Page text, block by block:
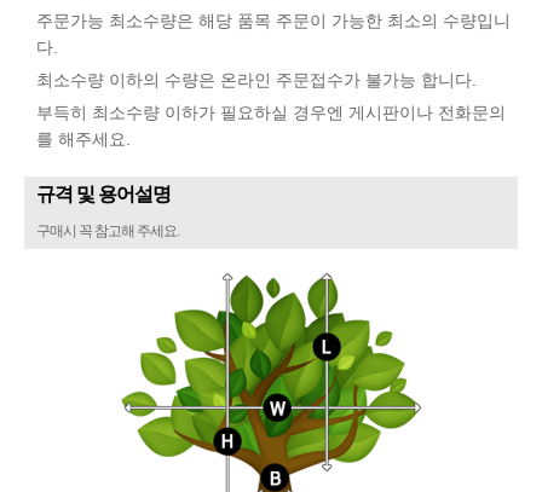
주문가능 최소수량은 해당 품목 주문이 가능한 최소의 수량입니
다.
최소수량 이하의 수량은 온라인 주문접수가 불가능 합니다.
부득히 최소수량 이하가 필요하실 경우엔 게시판이나 전화문의
를 해주세요.
규격 및 용어설명
구매시 꼭 참고해 주세요.